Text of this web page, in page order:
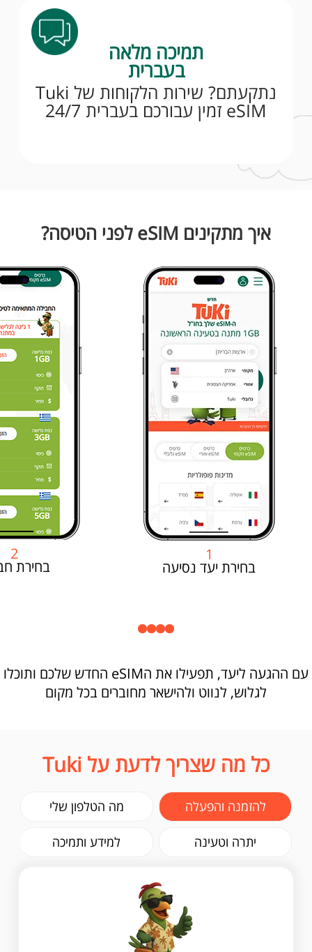
תמיכה מלאה
בעברית
נתקעתם? שירות הלקוחות של Tuki
eSIM זמין עבורכם בעברית 24/7
איך מתקינים eSIM לפני הטיסה?
1
בחירת יעד נסיעה
2
בחירת
עם ההגעה ליעד, תפעילו את הeSIM החדש שלכם ותוכלו
לגלוש, לנווט ולהישאר מחוברים בכל מקום
כל מה שצריך לדעת על Tuki
להזמנה והפעלה מה הטלפון שלי
יתרה וטעינה למידע ותמיכה